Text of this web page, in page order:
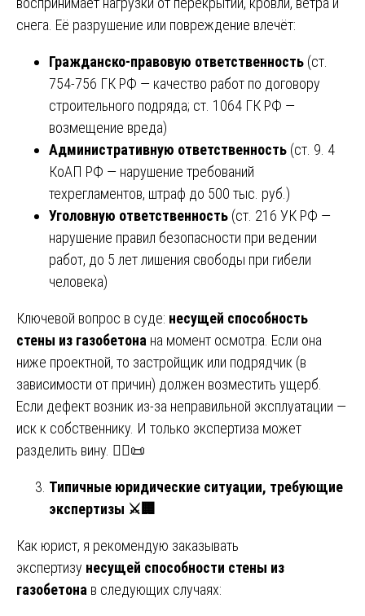
снега. Её разрушение или повреждение влечёт:
Гражданско-правовую ответственность (ст.
754-756 ГК РФ — качество работ по договору
строительного подряда; ст. 1064 ГК РФ —
возмещение вреда)
Административную ответственность (ст. 9. 4
КоАП РФ — нарушение требований
техрегламентов, штраф до 500 тыс. руб.)
Уголовную ответственность (ст. 216 УК РФ —
нарушение правил безопасности при ведении
работ, до 5 лет лишения свободы при гибели
человека)
Ключевой вопрос в суде: несущей способность
стены из газобетона на момент осмотра. Если она
ниже проектной, то застройщик или подрядчик (в
зависимости от причин) должен возместить ущерб.
Если дефект возник из-за неправильной эксплуатации —
иск к собственнику. И только экспертиза может
разделить вину. 🧑‍⚖️📜
Типичные юридические ситуации, требующие
экспертизы ⚔ 🏢
Как юрист, я рекомендую заказывать
экспертизу несущей способности стены из
газобетона в следующих случаях: